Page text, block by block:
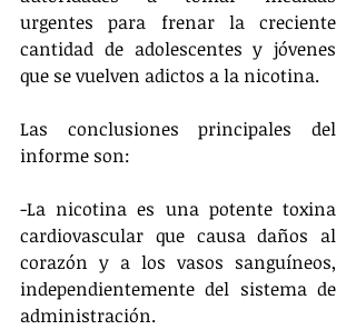
urgentes para frenar la creciente
cantidad de adolescentes y jóvenes
que se vuelven adictos a la nicotina.
Las conclusiones principales del
informe son:
-La nicotina es una potente toxina
cardiovascular que causa daños al
corazón y a los vasos sanguíneos,
independientemente del sistema de
administración.